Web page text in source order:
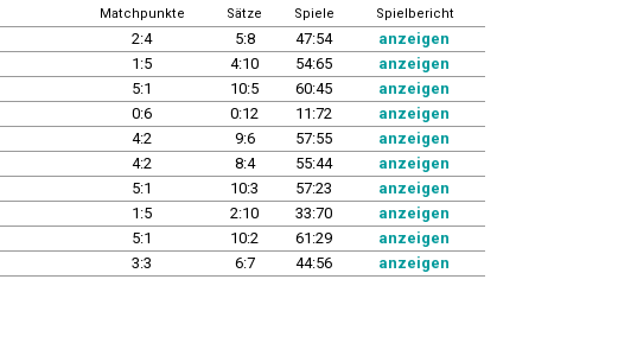
Matchpunkte Sätze Spiele Spielbericht
2:4 5:8 47:54
anzeigen
1:5 4:10 54:65
anzeigen
5:1 10:5 60:45
anzeigen
0:6 0:12 11:72
anzeigen
4:2 9:6 57:55
anzeigen
4:2 8:4 55:44
anzeigen
5:1 10:3 57:23
anzeigen
1:5 2:10 33:70
anzeigen
5:1 10:2 61:29
anzeigen
3:3 6:7 44:56 anzeigen